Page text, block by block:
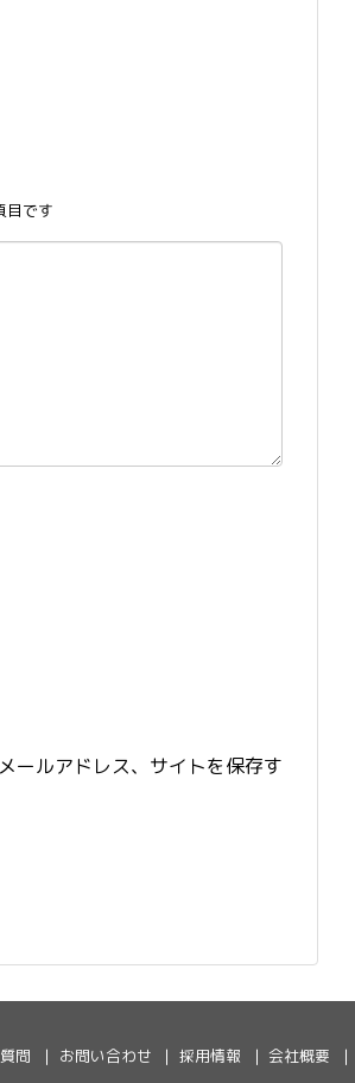
目です
ールアドレス、サイトを保存す
問 お問い合わせ 採用情報 会社概要